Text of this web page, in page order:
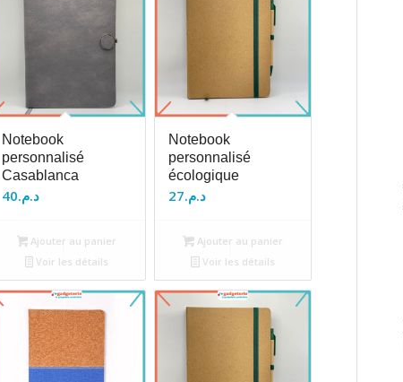
Notebook
personnalisé
Casablanca
د.م.40
Ajouter au panier
Voir les détails
Notebook
personnalisé
écologique
د.م.27
Ajouter au panier
Voir les détails